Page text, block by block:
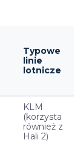
Typowe
linie
lotnicze
KLM
(korzysta
również z
Hali 2)